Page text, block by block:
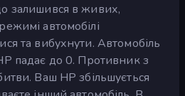
залишився в живих,
автомобілі
та вибухнути. Автомобіль
падає до 0. Противник з
Ваш HP збільшується